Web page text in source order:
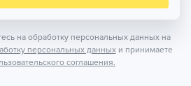
на обработку персональных данных на
персональных данных и принимаете
соглашения.